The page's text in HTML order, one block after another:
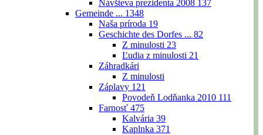
Návšteva prezidenta 2008 137
Gemeinde ... 1348
Naša príroda 19
Geschichte des Dorfes ... 82
Z minulosti 23
Ľudia z minulosti 21
Záhradkári
Z minulosti
Záplavy 121
Povodeň Lodňanka 2010 111
Farnosť 475
Kalvária 39
Kaplnka 371